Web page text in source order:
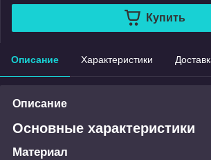
Купить
Описание Характеристики
Описание
Основные характеристики
Материал